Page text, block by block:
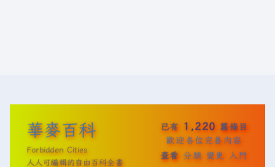
華麥百科
Forbidden Cities
人人可編輯的自由百科全書
已有 1,220 篇條目
歡迎各位完善內容
查看 分類 變更 入門